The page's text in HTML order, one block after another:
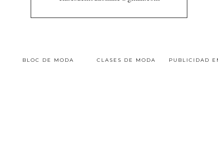
BLOC DE MODA CLASES DE MODA PUBLICIDAD